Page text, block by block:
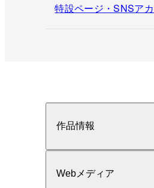
特設ページ・SNSア
作品情報
Webメディア